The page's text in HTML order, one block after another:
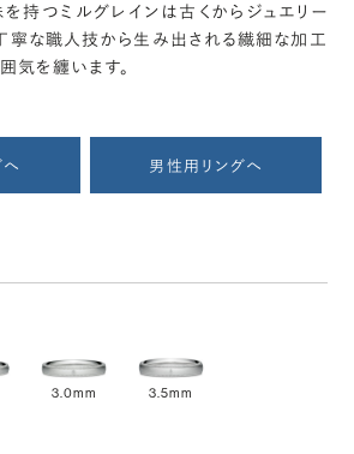
を持つミルグレインは古くからジュエリー
寧な職人技から生み出される繊細な加工
気を纏います。
男性用リングへ
3.0mm 3.5mm